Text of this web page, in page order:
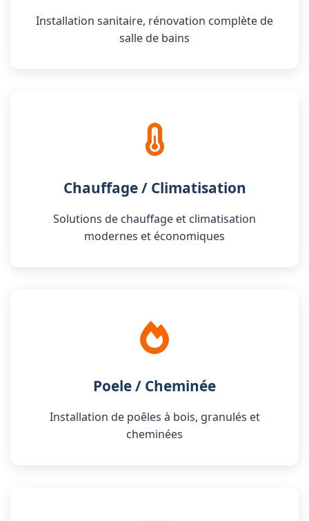
Installation sanitaire, rénovation complète de
salle de bains
Chauffage / Climatisation
Solutions de chauffage et climatisation
modernes et économiques
Poele / Cheminée
Installation de poêles à bois, granulés et
cheminées